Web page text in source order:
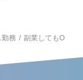
勤務
副業してもO